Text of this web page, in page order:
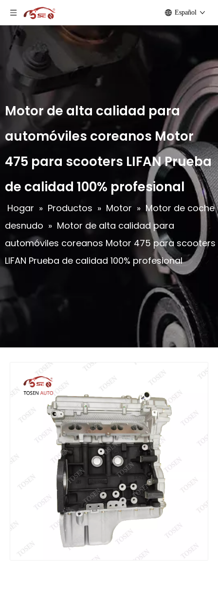
Español
Motor de alta calidad para
automóviles coreanos Motor
475 para scooters LIFAN Prueba
de calidad 100% profesional
Hogar » Productos » Motor » Motor de coche
desnudo » Motor de alta calidad para
automóviles coreanos Motor 475 para scooters
LIFAN Prueba de calidad 100% profesional